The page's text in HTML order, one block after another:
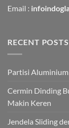
Email :
RECENT POSTS
Partisi
Cermin Dinding
Makin Keren
Jendela Sliding